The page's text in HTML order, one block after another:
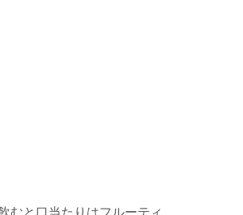
むと口当たりはフルーティ。